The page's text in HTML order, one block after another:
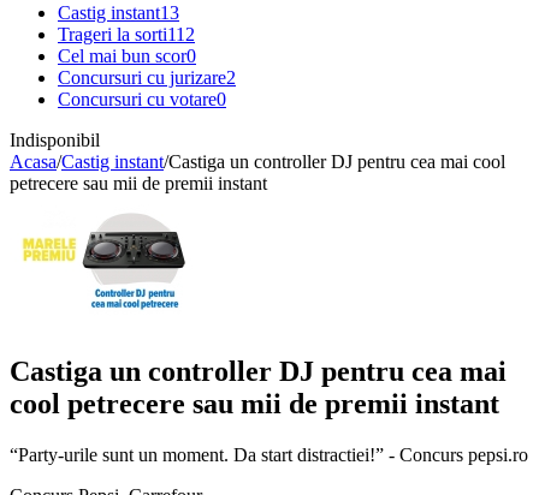
Castig instant13
Trageri la sorti112
Cel mai bun scor0
Concursuri cu jurizare2
Concursuri cu votare0
Indisponibil
Acasa/Castig instant/Castiga un controller DJ pentru cea mai cool
petrecere sau mii de premii instant
Castiga un controller DJ pentru cea mai
cool petrecere sau mii de premii instant
“Party-urile sunt un moment. Da start distractiei!” - Concurs pepsi.ro